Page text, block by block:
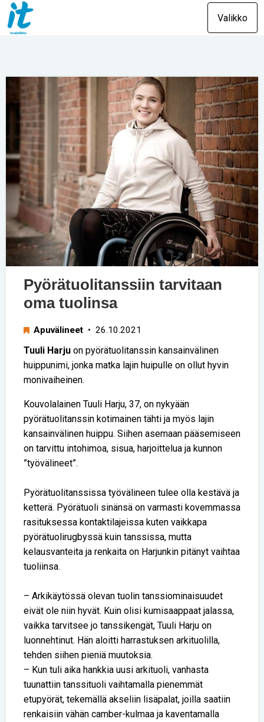
Valikko
Pyörätuolitanssiin tarvitaan
oma tuolinsa
Apuvälineet • 26.10.2021
Tuuli Harju on pyörätuolitanssin kansainvälinen
huippunimi, jonka matka lajin huipulle on ollut hyvin
monivaiheinen.
Kouvolalainen Tuuli Harju, 37, on nykyään
pyörätuolitanssin kotimainen tähti ja myös lajin
kansainvälinen huippu. Siihen asemaan pääsemiseen
on tarvittu intohimoa, sisua, harjoittelua ja kunnon
”työvälineet”.
Pyörätuolitanssissa työvälineen tulee olla kestävä ja
ketterä. Pyörätuoli sinänsä on varmasti kovemmassa
rasituksessa kontaktilajeissa kuten vaikkapa
pyörätuolirugbyssä kuin tanssissa, mutta
kelausvanteita ja renkaita on Harjunkin pitänyt vaihtaa
tuoliinsa.
– Arkikäytössä olevan tuolin tanssiominaisuudet
eivät ole niin hyvät. Kuin olisi kumisaappaat jalassa,
vaikka tarvitsee jo tanssikengät, Tuuli Harju on
luonnehtinut. Hän aloitti harrastuksen arkituolilla,
tehden siihen pieniä muutoksia.
– Kun tuli aika hankkia uusi arkituoli, vanhasta
tuunattiin tanssituoli vaihtamalla pienemmät
etupyörät, tekemällä akseliin lisäpalat, joilla saatiin
renkaisiin vähän camber-kulmaa ja kaventamalla